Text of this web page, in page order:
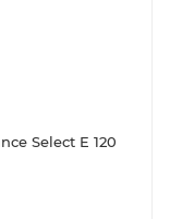
Select E 120